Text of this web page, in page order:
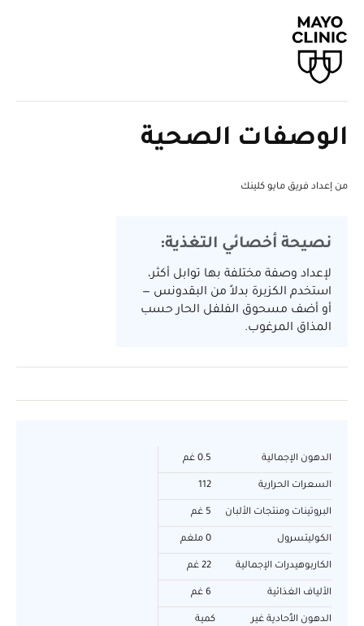
الوصفات الصحية
من إعداد فريق مايو كلينك
نصيحة أخصائي التغذية:
لإعداد وصفة مختلفة بها توابل أكثر،
استخدم الكزبرة بدلاً من البقدونس —
أو أضف مسحوق الفلفل الحار حسب
المذاق المرغوب.
الدهون الإجمالية 0.5 غم
السعرات الحرارية 112
البروتينات ومنتجات الألبان 5 غم
الكوليتسرول 0 ملغم
الكاربوهيدرات الإجمالية 22 غم
الألياف الغذائية 6 غم
الدهون الأُحادية غير
كمية